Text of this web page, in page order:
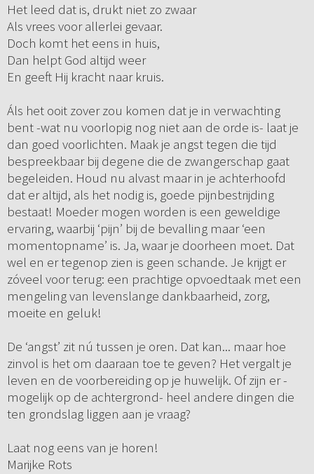
Het leed dat is, drukt niet zo zwaar
Als vrees voor allerlei gevaar.
Doch komt het eens in huis,
Dan helpt God altijd weer
En geeft Hij kracht naar kruis.
Áls het ooit zover zou komen dat je in verwachting
bent -wat nu voorlopig nog niet aan de orde is- laat je
dan goed voorlichten. Maak je angst tegen die tijd
bespreekbaar bij degene die de zwangerschap gaat
begeleiden. Houd nu alvast maar in je achterhoofd
dat er altijd, als het nodig is, goede pijnbestrijding
bestaat! Moeder mogen worden is een geweldige
ervaring, waarbij ‘pijn’ bij de bevalling maar ‘een
momentopname’ is. Ja, waar je doorheen moet. Dat
wel en er tegenop zien is geen schande. Je krijgt er
zóveel voor terug: een prachtige opvoedtaak met een
mengeling van levenslange dankbaarheid, zorg,
moeite en geluk!
De ‘angst’ zit nú tussen je oren. Dat kan... maar hoe
zinvol is het om daaraan toe te geven? Het vergalt je
leven en de voorbereiding op je huwelijk. Of zijn er -
mogelijk op de achtergrond- heel andere dingen die
ten grondslag liggen aan je vraag?
Laat nog eens van je horen!
Marijke Rots